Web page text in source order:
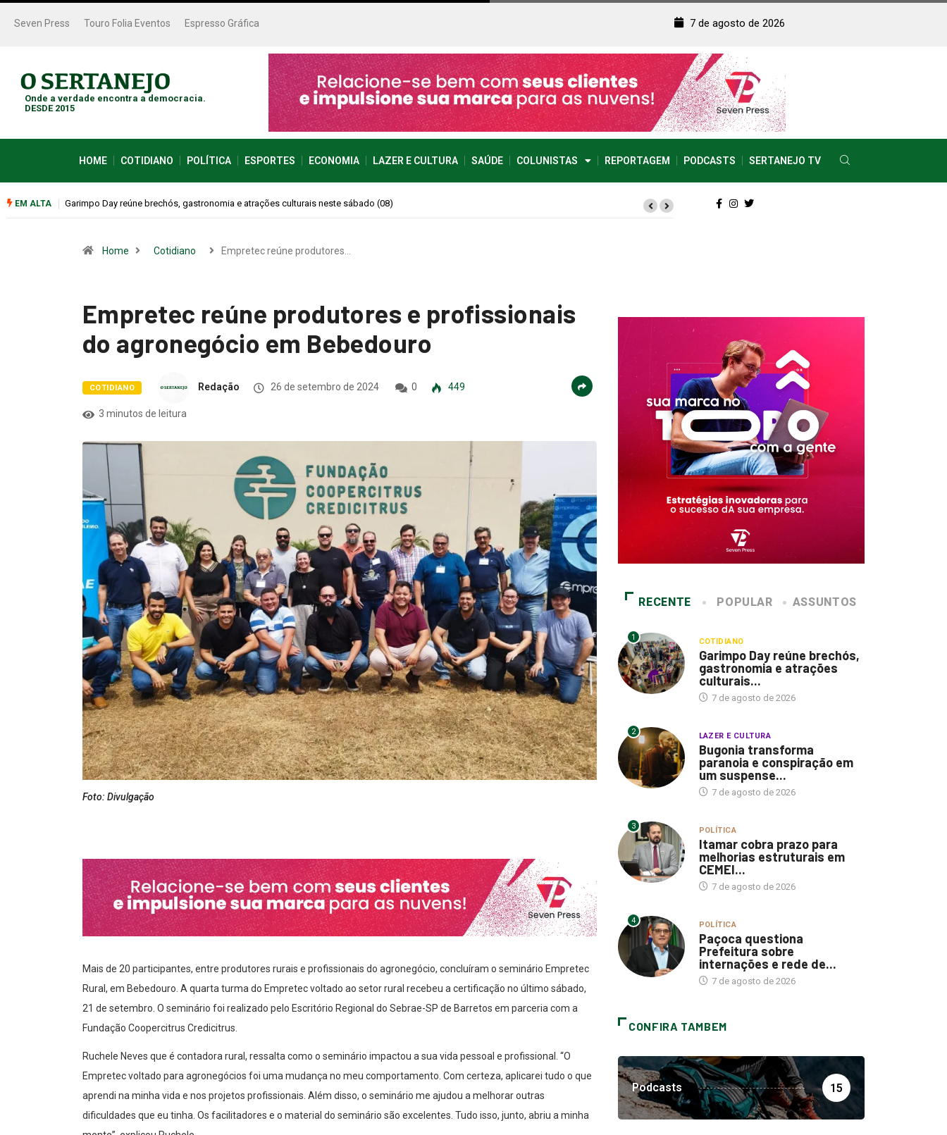
Seven Press Touro Folia Eventos Espresso Gráfica 7 de agosto de 2026
Onde a verdade encontra a democracia.
DESDE 2015
HOME COTIDIANO POLÍTICA ESPORTES ECONOMIA LAZER E CULTURA SAÚDE COLUNISTAS REPORTAGEM PODCASTS SERTANEJO TV
EM ALTA Bugonia transforma paranoia e conspiração em um suspense imprevisível
Home Cotidiano Empretec reúne produtores…
Empretec reúne produtores e profissionais
do agronegócio em Bebedouro
COTIDIANO Redação 26 de setembro de 2024 0 449
3 minutos de leitura
Foto: Divulgação
Mais de 20 participantes, entre produtores rurais e profissionais do agronegócio, concluíram o seminário Empretec
Rural, em Bebedouro. A quarta turma do Empretec voltado ao setor rural recebeu a certificação no último sábado,
21 de setembro. O seminário foi realizado pelo Escritório Regional do Sebrae-SP de Barretos em parceria com a
Fundação Coopercitrus Credicitrus.
Ruchele Neves que é contadora rural, ressalta como o seminário impactou a sua vida pessoal e profissional. “O
Empretec voltado para agronegócios foi uma mudança no meu comportamento. Com certeza, aplicarei tudo o que
aprendi na minha vida e nos projetos profissionais. Além disso, o seminário me ajudou a melhorar outras
dificuldades que eu tinha. Os facilitadores e o material do seminário são excelentes. Tudo isso, junto, abriu a minha
RECENTE POPULAR ASSUNTOS
1 COTIDIANO
Garimpo Day reúne brechós,
gastronomia e atrações
culturais...
7 de agosto de 2026
2 LAZER E CULTURA
Bugonia transforma
paranoia e conspiração em
um suspense...
7 de agosto de 2026
3 POLÍTICA
Itamar cobra prazo para
melhorias estruturais em
CEMEI...
7 de agosto de 2026
4 POLÍTICA
Paçoca questiona
Prefeitura sobre
internações e rede de...
7 de agosto de 2026
CONFIRA TAMBEM
Podcasts 15